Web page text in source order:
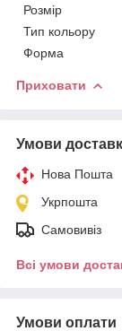
Розмір
Тип кольору
Форма
Приховати
Умови
Нова Пошта
Укрпошта
Самовивіз
Всі умови
Умови оплати